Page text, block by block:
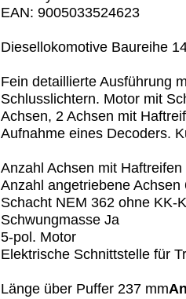
EAN: 9005033524623
Diesellokomotive Baureihe
Fein detaillierte Ausführung
Schlusslichtern. Motor mit
Achsen, 2 Achsen mit
Aufnahme eines Decoders.
Anzahl Achsen mit Haftreifen
Anzahl angetriebene Achsen
Schacht NEM 362 ohne KK-
Schwungmasse Ja
5-pol. Motor
Elektrische Schnittstelle für
Länge über Puffer 237 mm